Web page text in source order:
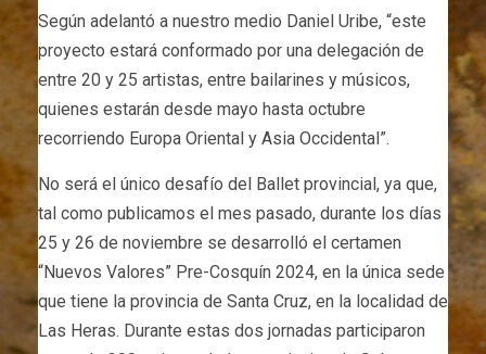
Según adelantó a nuestro medio Daniel Uribe, “este
proyecto estará conformado por una delegación de
entre 20 y 25 artistas, entre bailarines y músicos,
quienes estarán desde mayo hasta octubre
recorriendo Europa Oriental y Asia Occidental”.
No será el único desafío del Ballet provincial, ya que,
tal como publicamos el mes pasado, durante los días
25 y 26 de noviembre se desarrolló el certamen
“Nuevos Valores” Pre-Cosquín 2024, en la única sede
que tiene la provincia de Santa Cruz, en la localidad de
Las Heras. Durante estas dos jornadas participaron